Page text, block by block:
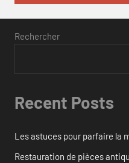
Rechercher
Recent Posts
Les astuces pour parfaire la
Restauration de pièces